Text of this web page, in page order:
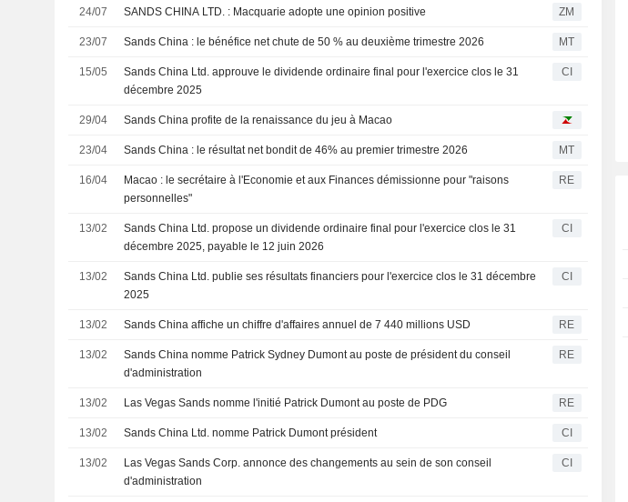
24/07 SANDS CHINA LTD. : Macquarie adopte une opinion positive ZM
23/07 Sands China : le bénéfice net chute de 50 % au deuxième trimestre 2026 MT
15/05
Sands China Ltd. approuve le dividende ordinaire final pour l'exercice clos le 31
décembre 2025
CI
29/04 Sands China profite de la renaissance du jeu à Macao
23/04 Sands China : le résultat net bondit de 46% au premier trimestre 2026 MT
16/04
Macao : le secrétaire à l'Economie et aux Finances démissionne pour "raisons
personnelles"
RE
13/02
Sands China Ltd. propose un dividende ordinaire final pour l'exercice clos le 31
décembre 2025, payable le 12 juin 2026
CI
13/02
Sands China Ltd. publie ses résultats financiers pour l'exercice clos le 31 décembre
2025
CI
13/02 Sands China affiche un chiffre d'affaires annuel de 7 440 millions USD RE
13/02
Sands China nomme Patrick Sydney Dumont au poste de président du conseil
d'administration
RE
13/02 Las Vegas Sands nomme l'initié Patrick Dumont au poste de PDG RE
13/02 Sands China Ltd. nomme Patrick Dumont président CI
13/02
Las Vegas Sands Corp. annonce des changements au sein de son conseil
d'administration
CI